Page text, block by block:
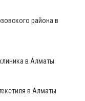
района в
в Алматы
в Алматы